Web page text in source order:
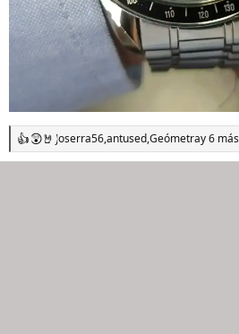
R
e
Joserra56,antused,Geómetray 6 más